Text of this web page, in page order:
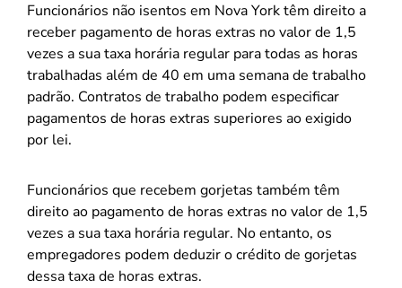
Funcionários não isentos em Nova York têm direito a
receber pagamento de horas extras no valor de 1,5
vezes a sua taxa horária regular para todas as horas
trabalhadas além de 40 em uma semana de trabalho
padrão. Contratos de trabalho podem especificar
pagamentos de horas extras superiores ao exigido
por lei.
Funcionários que recebem gorjetas também têm
direito ao pagamento de horas extras no valor de 1,5
vezes a sua taxa horária regular. No entanto, os
empregadores podem deduzir o crédito de gorjetas
dessa taxa de horas extras.